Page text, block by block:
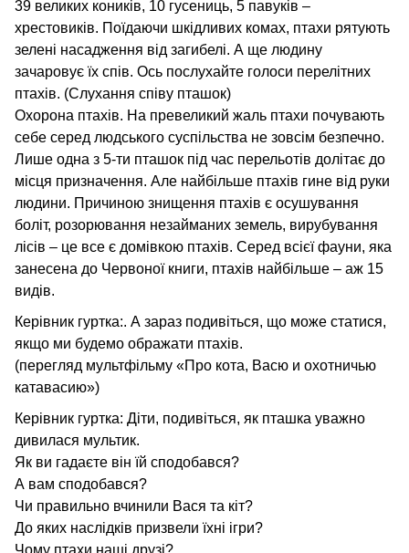
39 великих коників, 10 гусениць, 5 павуків –
хрестовиків. Поїдаючи шкідливих комах, птахи рятують
зелені насадження від загибелі. А ще людину
зачаровує їх спів. Ось послухайте голоси перелітних
птахів. (Слухання співу пташок)
Охорона птахів. На превеликий жаль птахи почувають
себе серед людського суспільства не зовсім безпечно.
Лише одна з 5-ти пташок під час перельотів долітає до
місця призначення. Але найбільше птахів гине від руки
людини. Причиною знищення птахів є осушування
боліт, розорювання незайманих земель, вирубування
лісів – це все є домівкою птахів. Серед всієї фауни, яка
занесена до Червоної книги, птахів найбільше – аж 15
видів.
Керівник гуртка:. А зараз подивіться, що може статися,
якщо ми будемо ображати птахів.
(перегляд мультфільму «Про кота, Васю и охотничью
катавасию»)
Керівник гуртка: Діти, подивіться, як пташка уважно
дивилася мультик.
Як ви гадаєте він їй сподобався?
А вам сподобався?
Чи правильно вчинили Вася та кіт?
До яких наслідків призвели їхні ігри?
Чому птахи наші друзі?